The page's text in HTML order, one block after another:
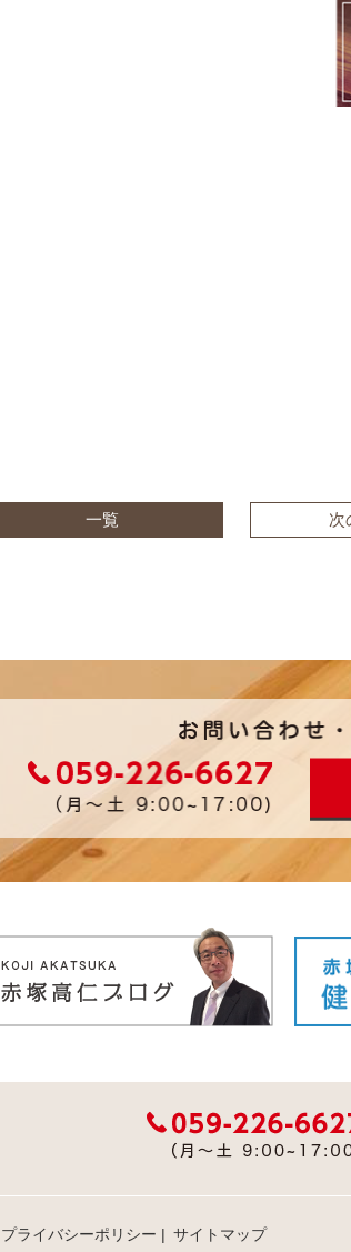
一覧 次
プライバシーポリシー | サイトマップ